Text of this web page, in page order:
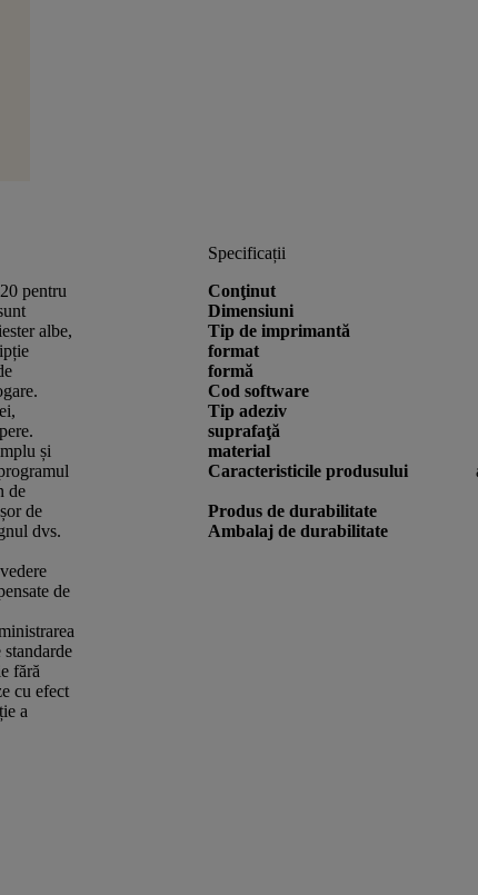
pentru
albe,
și
de
de
dvs.
de
fără
cu efect
a
Specificații
Conţinut
Dimensiuni
Tip de imprimantă
format
formă
Cod software
Tip adeziv
suprafaţă
material
Caracteristicile produsului
Produs de durabilitate
Ambalaj de durabilitate